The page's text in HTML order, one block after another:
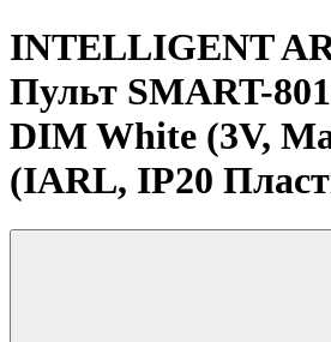
INTELLIGENT
Пульт SMART-
DIM White (3V,
(IARL, IP20